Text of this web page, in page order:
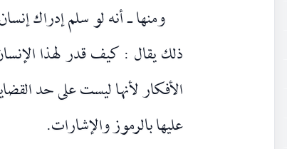
ومنها ـ أنه لو سلم إدراك
ذلك يقال : كيف قدر لهذا
الأفكار لأنها ليست على حد
عليها بالرموز والإشارات.